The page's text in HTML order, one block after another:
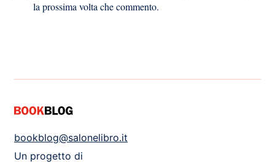
la prossima volta che commento.
bookblog@salonelibro.it
Un progetto di